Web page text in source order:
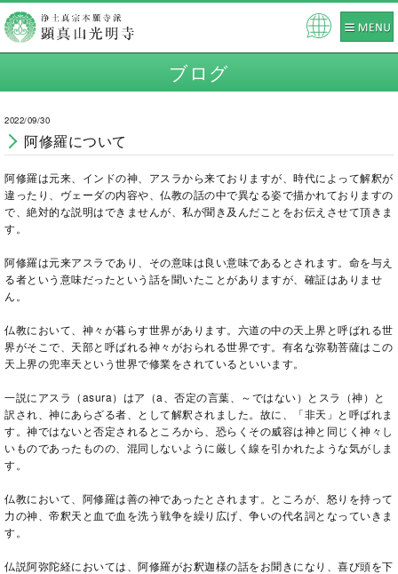
ブログ
2022/09/30
阿修羅について
阿修羅は元来、インドの神、アスラから来ておりますが、時代によって解釈が
違ったり、ヴェーダの内容や、仏教の話の中で異なる姿で描かれておりますの
で、絶対的な説明はできませんが、私が聞き及んだことをお伝えさせて頂きま
す。
阿修羅は元来アスラであり、その意味は良い意味であるとされます。命を与え
る者という意味だったという話を聞いたことがありますが、確証はありませ
ん。
仏教において、神々が暮らす世界があります。六道の中の天上界と呼ばれる世
界がそこで、天部と呼ばれる神々がおられる世界です。有名な弥勒菩薩はこの
天上界の兜率天という世界で修業をされているといいます。
一説にアスラ（asura）はア（a 、否定の言葉、～ではない）とスラ（神）と
訳され、神にあらざる者、として解釈されました。故に、「非天」と呼ばれま
す。神ではないと否定されるところから、恐らくその威容は神と同じく神々し
いものであったものの、混同しないように厳しく線を引かれたような気がしま
す。
仏教において、阿修羅は善の神であったとされます。ところが、怒りを持って
力の神、帝釈天と血で血を洗う戦争を繰り広げ、争いの代名詞となっていきま
す。
仏説阿弥陀経においては、阿修羅がお釈迦様の話をお聞きになり、喜び頭を下